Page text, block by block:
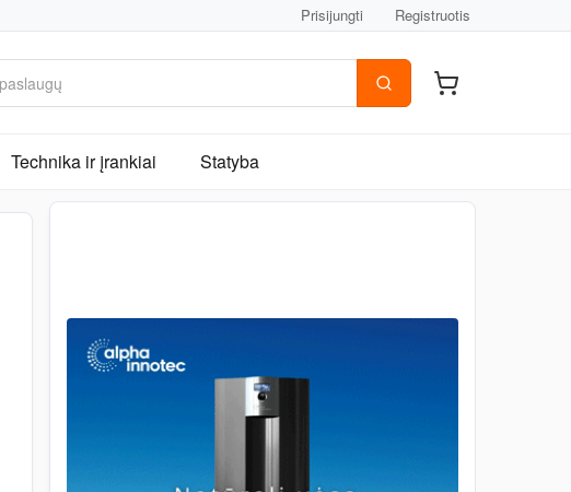
Prisijungti Registruotis
Technika ir įrankiai Statyba